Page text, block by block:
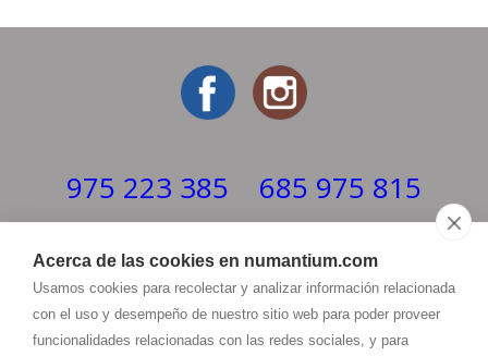
Acerca de las cookies en numantium.com
Usamos cookies para recolectar y analizar información relacionada
con el uso y desempeño de nuestro sitio web para poder proveer
funcionalidades relacionadas con las redes sociales, y para
975 223 385 685 975 815
LUNES - VIERNES 8:00 - 22:00h
ATENCIÓN AL CLIENTE 10:30 - 14:00 / 17:00 - 20:30h
info@numantium.com